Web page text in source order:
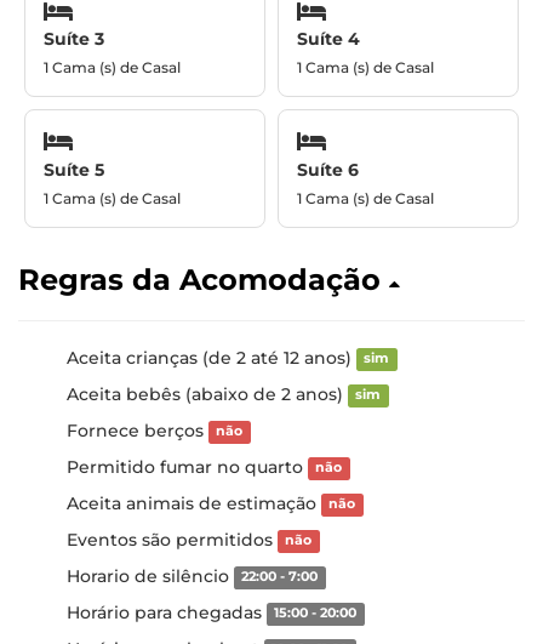
Suíte 3
1 Cama (s) de Casal
Suíte 4
1 Cama (s) de Casal
Suíte 5
1 Cama (s) de Casal
Suíte 6
1 Cama (s) de Casal
Regras da Acomodação
Aceita crianças (de 2 até 12 anos) sim
Aceita bebês (abaixo de 2 anos) sim
Fornece berços não
Permitido fumar no quarto não
Aceita animais de estimação não
Eventos são permitidos não
Horario de silêncio 22:00 - 7:00
Horário para chegadas 15:00 - 20:00